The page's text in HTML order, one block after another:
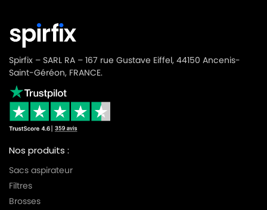
Spirfix – SARL RA – 167 rue Gustave Eiffel, 44150 Ancenis-
Saint-Géréon, FRANCE.
Nos produits :
Sacs aspirateur
Filtres
Brosses